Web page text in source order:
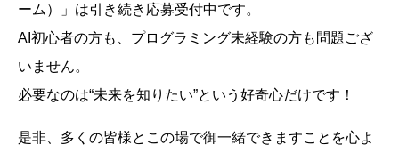
ーム）」は引き続き応募受付中です。
AI初心者の方も、プログラミング未経験の方も問題ござ
いません。
必要なのは“未来を知りたい”という好奇心だけです！
是非、多くの皆様とこの場で御一緒できますことを心よ